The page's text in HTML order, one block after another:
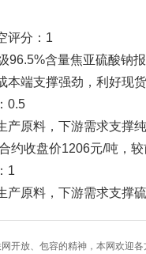
评分：1
96.5%含量焦亚硫酸钠
本端支撑强劲，利好现货
0.5
产原料，下游需求支撑
约收盘价1206元/吨，
1
产原料，下游需求支撑
网开放、包容的精神，本网欢迎